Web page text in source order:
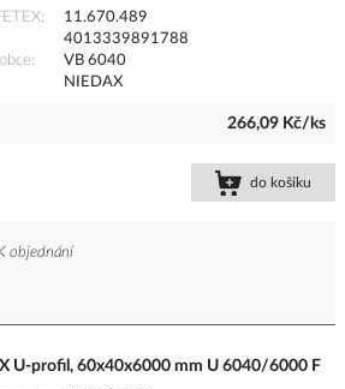
11.670.489
4013339891788
VB 6040
NIEDAX
266,09 Kč/ks
do košíku
objednání
U-profil, 60x40x6000 mm U 6040/6000 F